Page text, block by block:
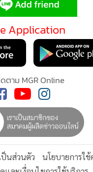
ปจากระบบแทบจะสมบูรณ์แ
ระบบ (TVL) ของ DeFi จะยั
ยเฉลี่ยต่อเหตุการณ์ดิ่งลงจา
เหลือเพียง 1.5 ล้านดอ
นการลดลงถึง 75 เปอร์เซ็น
ครั้งของการโจมตีที่เกิดขึ้น
2568 ภาพรวมที่เกิดขึ้นคือ
ที่สูญเสียในแต่ละครั้งกลับลด
ดคล้องกับวิวัฒนาการของอุ
ยเริ่มเข้าสู่ภาวะเติบโตและ
Application
ตาม MGR Online
ป็นส่วนตัว
นโยบายการใ
กกี้ (Cookies)
พื่อจัดการข้อมูลส่วนบุคคลเ
ที่ดีที่สุดให้กับผู้อ่านบนเว็บ
ารใช้งานเว็บไซต์
รับทราบ